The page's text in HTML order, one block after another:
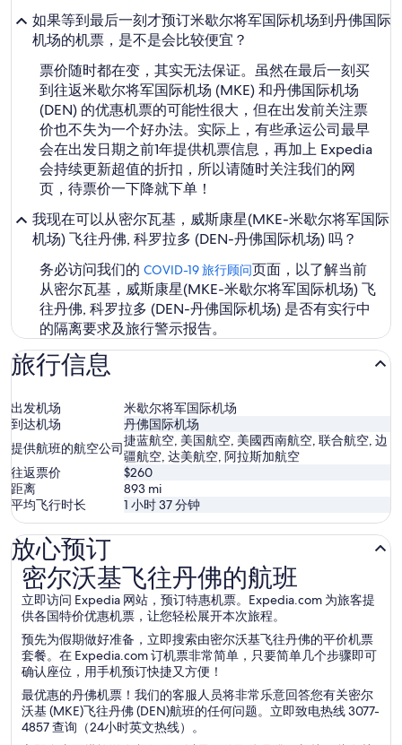
如果等到最后一刻才预订米歇尔将军国际机场到丹佛国际
机场的机票，是不是会比较便宜？
票价随时都在变，其实无法保证。虽然在最后一刻买
到往返米歇尔将军国际机场 (MKE) 和丹佛国际机场
(DEN) 的优惠机票的可能性很大，但在出发前关注票
价也不失为一个好办法。实际上，有些承运公司最早
会在出发日期之前1年提供机票信息，再加上 Expedia
会持续更新超值的折扣，所以请随时关注我们的网
页，待票价一下降就下单！
我现在可以从密尔瓦基，威斯康星(MKE-米歇尔将军国际
机场) 飞往丹佛, 科罗拉多 (DEN-丹佛国际机场) 吗？
务必访问我们的 COVID-19 旅行顾问页面，以了解当前
从密尔瓦基，威斯康星(MKE-米歇尔将军国际机场) 飞
往丹佛, 科罗拉多 (DEN-丹佛国际机场) 是否有实行中
的隔离要求及旅行警示报告。
旅行信息
出发机场
米歇尔将军国际机场
到达机场
丹佛国际机场
提供航班的航空公司捷蓝航空, 美国航空, 美國西南航空, 联合航空, 边
疆航空, 达美航空, 阿拉斯加航空
往返票价
$260
距离
893 mi
平均飞行时长
1 小时 37 分钟
放心预订
密尔沃基飞往丹佛的航班
立即访问 Expedia 网站，预订特惠机票。Expedia.com 为旅客提
供各国特价优惠机票，让您轻松展开本次旅程。
预先为假期做好准备，立即搜索由密尔沃基飞往丹佛的平价机票
套餐。在 Expedia.com 订机票非常简单，只要简单几个步骤即可
确认座位，用手机预订快捷又方便！
最优惠的丹佛机票！我们的客服人员将非常乐意回答您有关密尔
沃基 (MKE)飞往丹佛 (DEN)航班的任何问题。立即致电热线 3077-
4857 查询（24小时英文热线）。
密尔沃基飞往丹佛的航班